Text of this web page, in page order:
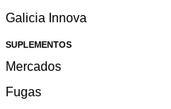
Galicia Innova
SUPLEMENTOS
Mercados
Fugas